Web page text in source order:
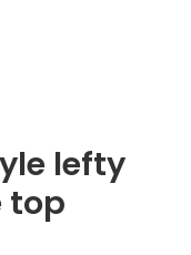
lefty
top